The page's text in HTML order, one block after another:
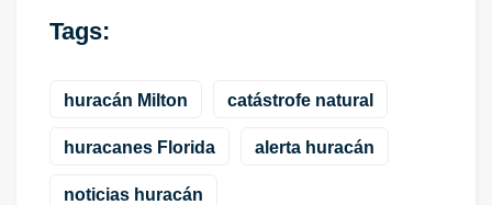
Tags:
huracán Milton catástrofe natural
huracanes Florida alerta huracán
noticias huracán